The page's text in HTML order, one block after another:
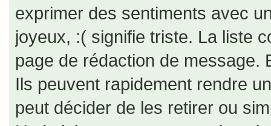
exprimer des sentiments avec
joyeux, :( signifie triste. La liste
page de rédaction de message.
Ils peuvent rapidement rendre
peut décider de les retirer ou